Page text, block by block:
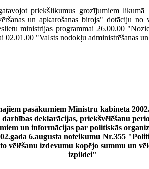
priekšlikumus grozījumiem likumā
un apkarošanas birojs" dotāciju
ministrijas programmai 26.00.00
"Valsts nodokļu administrēšanas
pasākumiem Ministru kabineta
deklarācijas, priekšvēlēšanu
un informācijas par politiskās
6.augusta noteikumu Nr.355
vēlēšanu izdevumu kopējo summu un
izpildei"